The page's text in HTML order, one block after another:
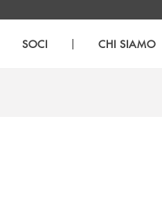
SOCI | CHI SIAMO